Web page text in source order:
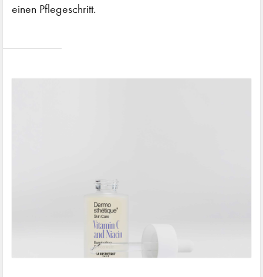
einen Pflegeschritt.